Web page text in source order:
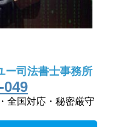
ー司法書士事務所
049
全国対応・秘密厳守